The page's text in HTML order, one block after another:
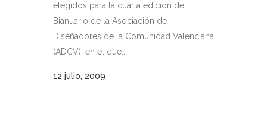
elegidos para la cuarta edición del
Bianuario de la Asociación de
Diseñadores de la Comunidad Valenciana
(ADCV), en el que...
12 julio, 2009